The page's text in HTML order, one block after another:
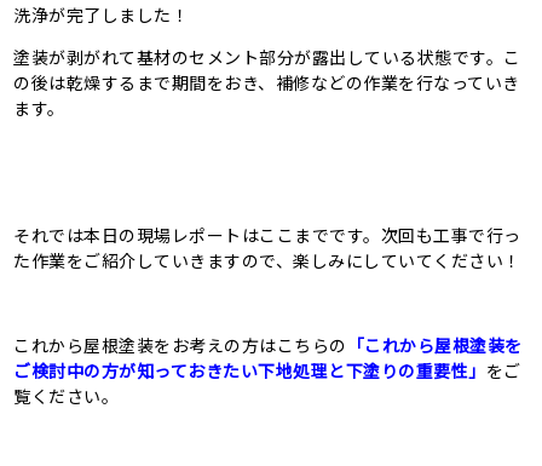
洗浄が完了しました！
塗装が剥がれて基材のセメント部分が露出している状態です。こ
の後は乾燥するまで期間をおき、補修などの作業を行なっていき
ます。
それでは本日の現場レポートはここまでです。次回も工事で行っ
た作業をご紹介していきますので、楽しみにしていてください！
これから屋根塗装をお考えの方はこちらの 「これから屋根塗装を
ご検討中の方が知っておきたい下地処理と下塗りの重要性」 をご
覧ください。